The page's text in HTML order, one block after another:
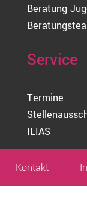
Beratung
Service
Termine
ILIAS
Kontakt